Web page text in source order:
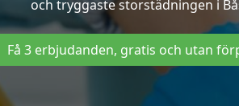
och tryggaste storstädningen i
Få 3 erbjudanden, gratis och utan